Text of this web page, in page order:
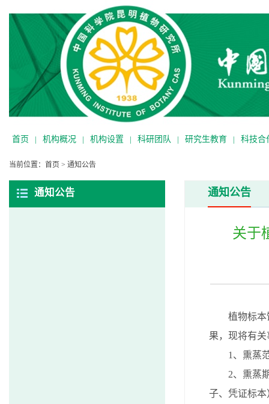
首页 | 机构概况 | 机构设置 | 科研团队 | 研究生教育 | 科技合
当前位置： 首页 > 通知公告
通知公告 通知公告
关于
植物标本
果，现将有
1 、熏蒸
2、熏蒸
子、凭证标